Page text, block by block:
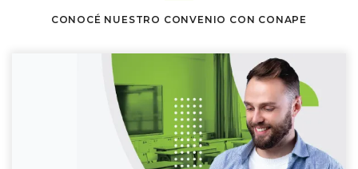
CONOCÉ NUESTRO CONVENIO CON CONAPE